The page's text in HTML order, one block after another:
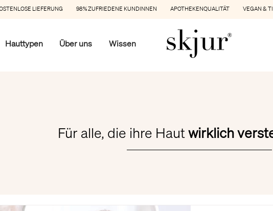
LIEFERUNG 98% ZUFRIEDENE KUNDINNEN APOTHEKENQUALITÄT VEGAN &
Hauttypen Über uns Wissen
Für alle, die ihre Hautwirklich